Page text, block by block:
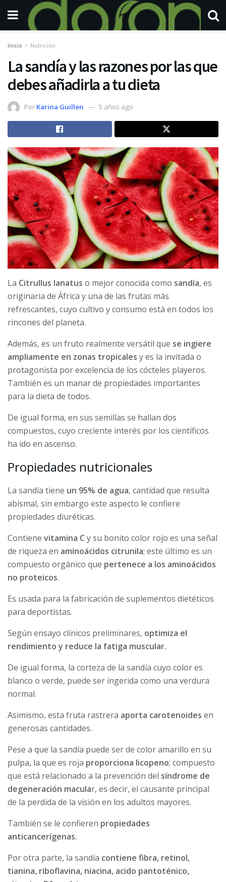
Inicio Nutrición
La sandía y las razones por las que
debes añadirla a tu dieta
Por Karina Guillen 5 años ago
La Citrullus lanatus o mejor conocida como sandía, es
originaria de África y una de las frutas más
refrescantes, cuyo cultivo y consumo está en todos los
rincones del planeta.
Además, es un fruto realmente versátil que se ingiere
ampliamente en zonas tropicales y es la invitada o
protagonista por excelencia de los cócteles playeros.
También es un manar de propiedades importantes
para la dieta de todos.
De igual forma, en sus semillas se hallan dos
compuestos, cuyo creciente interés por los científicos
ha ido en ascenso.
Propiedades nutricionales
La sandía tiene un 95% de agua, cantidad que resulta
abismal, sin embargo este aspecto le confiere
propiedades diuréticas.
Contiene vitamina C y su bonito color rojo es una señal
de riqueza en aminoácidos citrunila; este último es un
compuesto orgánico que pertenece a los aminoácidos
no proteicos.
Es usada para la fabricación de suplementos dietéticos
para deportistas.
Según ensayo clínicos preliminares, optimiza el
rendimiento y reduce la fatiga muscular.
De igual forma, la corteza de la sandía cuyo color es
blanco o verde, puede ser ingerida como una verdura
normal.
Asimismo, esta fruta rastrera aporta carotenoides en
generosas cantidades.
Pese a que la sandía puede ser de color amarillo en su
pulpa, la que es roja proporciona licopeno; compuesto
que está relacionado a la prevención del síndrome de
degeneración macular, es decir, el causante principal
de la perdida de la visión en los adultos mayores.
También se le confieren propiedades
anticancerígenas.
Por otra parte, la sandía contiene fibra, retinol,
tianina, riboflavina, niacina, acido pantoténico,